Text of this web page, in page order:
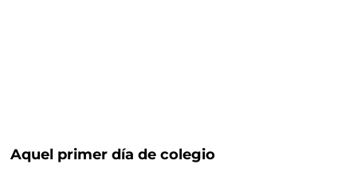
Aquel primer día de colegio